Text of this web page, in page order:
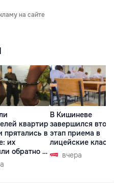
на сайте
квартир
прятались в
их
обратно в
В Кишиневе
завершился
этап приема в
лицейские
вчера